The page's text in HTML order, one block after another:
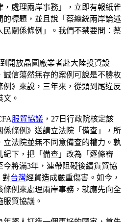
，處理兩岸事務」，立即有報紙雀
的標題，並且說「蔡總統兩岸論述
關係條例」。我們不禁要問：蔡
到開放晶圓廠業者赴大陸投資設
誠信蕩然無存的案例可說是不勝枚
》來說，三年來，從頭到尾違反
。
服貿協議 ，27日行政院核定該
條例》送請立法院「備查」，所
法院並無不同意備查的權力。孰
紀下，把「備查」改為「逐條審
將滿3年，連帶阻礙後續貨貿協
對台灣經貿造成嚴重傷害。如今，
例來處理兩岸事務，就應先向全
服貿協議。